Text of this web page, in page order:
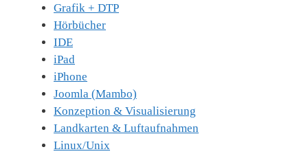
Grafik + DTP
Hörbücher
IDE
iPad
iPhone
Joomla (Mambo)
Konzeption & Visualisierung
Landkarten & Luftaufnahmen
Linux/Unix